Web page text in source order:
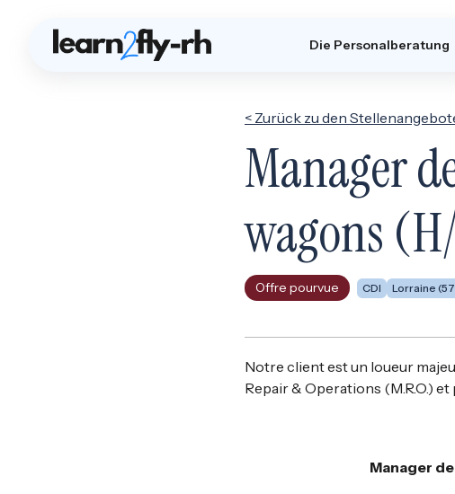
Die Personalberatung
< Zurück zu den
Manager
wagons
Offre pourvue CDI Lorraine
Notre client est un loueur
Repair & Operations (M.R.O.) et
Manager